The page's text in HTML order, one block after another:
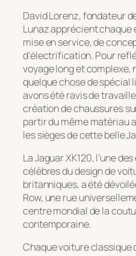
David Lorenz, fondateur
Lunaz apprécient chaque
mise en service, de
d’électrification. Pour
voyage long et complexe,
quelque chose de spécial
avons été ravis de
création de chaussures
partir du même matériau
les sièges de cette belle
La Jaguar XK120, l’une
célèbres du design de
britanniques, a été
Row, une rue
centre mondial de la
contemporaine.
Chaque voiture classique